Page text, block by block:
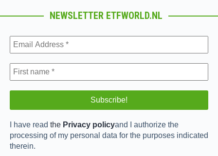
NEWSLETTER ETFWORLD.NL
I have read the Privacy policyand I authorize the
processing of my personal data for the purposes indicated
therein.